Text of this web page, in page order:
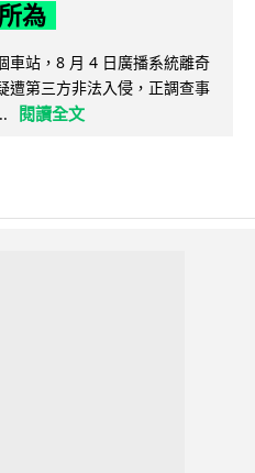
為
車站，8 月 4 日廣播系統離奇
遭第三方非法入侵，正調查事
閱讀全文